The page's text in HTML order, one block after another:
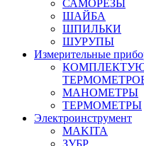
САМОРЕЗЫ
ШАЙБА
ШПИЛЬКИ
ШУРУПЫ
Измерительные
МАНОМЕТРЫ
ТЕРМОМЕТРЫ
Электроинструмент
MAKITA
ЗУБР